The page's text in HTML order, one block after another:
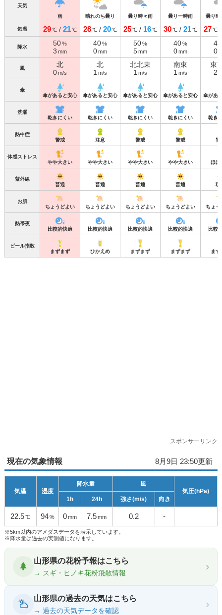
天気
雨
晴れのち曇り 曇り時々雨 曇り一時雨 曇り時
気温 29℃/ 21℃ 28℃/ 20℃ 25℃/ 16℃ 30℃/ 21℃ 27℃
降水 50%
3 mm
40%
0mm
50%
5mm
40%
0mm
40
0
風
北
0m/s
北
1 m/s
北北東
1 m/s
南東
1 m/s
東
2
傘
傘があると安心
傘があると安心 傘があると安心 傘があると安心 傘があ
洗濯
乾きにくい
乾きにくい 乾きにくい 乾きにくい 乾き
熱中症
警戒
注意 警戒 警戒 警
体感ストレス
やや大きい
やや大きい やや大きい やや大きい ほぼ
紫外線
普通
普通 普通 普通 弱
お肌
ちょうどよい
ちょうどよい ちょうどよい ちょうどよい ちょう
熱帯夜
比較的快適
比較的快適 比較的快適 比較的快適 比較
ビール指数
まずまず
ひかえめ まずまず まずまず まず
スポンサーリンク
現在の気象情報 8月9日 23:50更新
気温 湿度
降水量
風
気圧(hPa)
1h
24h 強さ(m/s) 向き
22.5 ℃ 94% 0mm 7.5 mm 0.2 -
※5km以内のアメダスデータを表示しています。
※降水量は過去の実測値になります。
山形県の花粉予報はこちら
→ スギ・ヒノキ花粉飛散情報
›
山形県の過去の天気はこちら
→ 過去の天気データを確認
›